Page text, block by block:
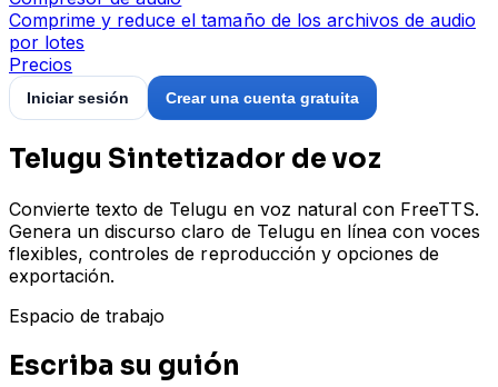
Comprime y reduce el tamaño de los archivos de audio
por lotes
Precios
Iniciar sesión Crear una cuenta gratuita
Telugu Sintetizador de voz
Convierte texto de Telugu en voz natural con FreeTTS.
Genera un discurso claro de Telugu en línea con voces
flexibles, controles de reproducción y opciones de
exportación.
Espacio de trabajo
Escriba su guión